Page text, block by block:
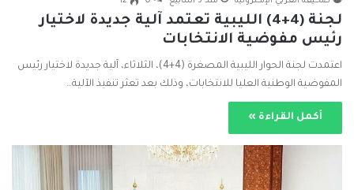
لجنة (4+4) الليبية تعتمد آلية جديدة لاختيار
رئيس مفوضية الانتخابات
اعتمدت لجنة الحوار الليبية المصغرة (4+4)، الثلاثاء، آلية جديدة لاختيار رئيس
المفوضية الوطنية العليا للانتخابات، وذلك بعد تعثر تنفيذ الآلية…
أكمل القراءة »